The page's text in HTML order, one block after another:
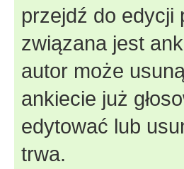
przejdź do edycji
związana jest
autor może
ankiecie już
edytować lub
trwa.